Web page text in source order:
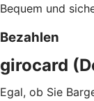
Bequem und
Bezahlen
girocard
Egal, ob Sie